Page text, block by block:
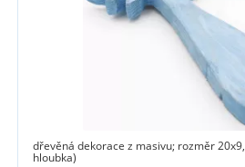
dřevěná dekorace z masivu; rozměr
hloubka)